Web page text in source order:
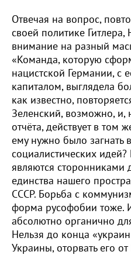
Отвечая на вопрос,
своей политике
внимание на разный
«Команда, которую
нацистской Германии,
капиталом, выглядела
как известно,
Зеленский, возможно, и,
отчёта, действует в том
ему нужно было загнать
социалистических
являются сторонниками
единства нашего
СССР. Борьба с
форма русофобии тоже.
абсолютно органично
Нельзя до конца
Украины, оторвать его